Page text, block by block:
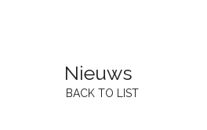
Nieuws
BACK TO LIST